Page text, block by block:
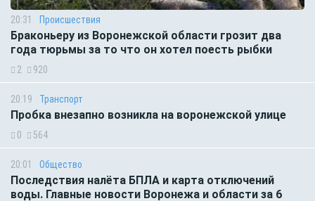
20:31 Происшествия
Браконьеру из Воронежской области грозит два
года тюрьмы за то что он хотел поесть рыбки
2 920
20:19 Транспорт
Пробка внезапно возникла на воронежской улице
0 564
20:01 Общество
Последствия налёта БПЛА и карта отключений
воды. Главные новости Воронежа и области за 6